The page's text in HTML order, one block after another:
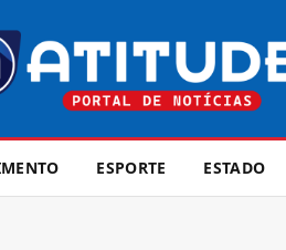
ESPORTE ESTADO